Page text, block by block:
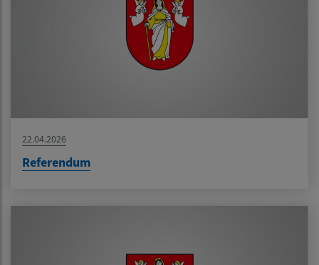
22.04.2026
Referendum